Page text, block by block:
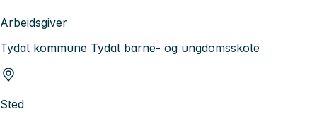
Arbeidsgiver
Tydal kommune Tydal barne- og ungdomsskole
Sted